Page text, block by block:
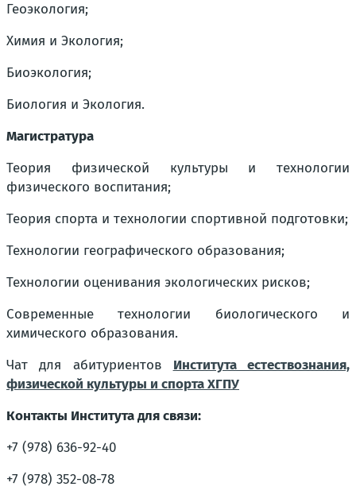
Геоэкология;
Химия и Экология;
Биоэкология;
Биология и Экология.
Магистратура
Теория физической культуры и технологии
физического воспитания;
Теория спорта и технологии спортивной подготовки;
Технологии географического образования;
Технологии оценивания экологических рисков;
Современные технологии биологического и
химического образования.
Чат для абитуриентов Института естествознания,
физической культуры и спорта ХГПУ
Контакты Института для связи:
+7 (978) 636-92-40
+7 (978) 352-08-78